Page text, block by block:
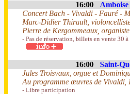
16:00 Amboise
Concert Bach - Vivaldi - Fauré -
Marc-Didier Thirault,
Pierre de Kergommeaux, organiste
- Pas de réservation, billets en vente 30
16:00 Saint-
Jules Troisvaux, orgue et
Au programme œuvres de Vivaldi,
- Libre participation